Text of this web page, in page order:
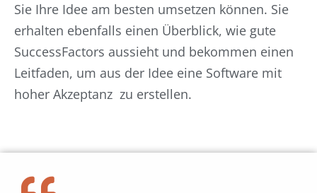
Sie Ihre Idee am besten umsetzen können. Sie
erhalten ebenfalls einen Überblick, wie gute
SuccessFactors aussieht und bekommen einen
Leitfaden, um aus der Idee eine Software mit
hoher Akzeptanz zu erstellen.